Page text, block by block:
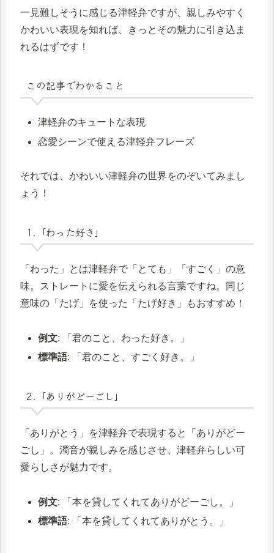
一見難しそうに感じる津軽弁ですが、親しみやすく
かわいい表現を知れば、きっとその魅力に引き込ま
れるはずです！
この記事でわかること
津軽弁のキュートな表現
恋愛シーンで使える津軽弁フレーズ
それでは、かわいい津軽弁の世界をのぞいてみまし
ょう！
1.「わった好き」
「わった」とは津軽弁で「とても」「すごく」の意
味。ストレートに愛を伝えられる言葉ですね。同じ
意味の「たげ」を使った「たげ好き」もおすすめ！
例文: 「君のこと、わった好き。」
標準語: 「君のこと、すごく好き。」
2.「ありがどーごし」
「ありがとう」を津軽弁で表現すると「ありがどー
ごし」。濁音が親しみを感じさせ、津軽弁らしい可
愛らしさが魅力です。
例文: 「本を貸してくれてありがどーごし。」
標準語: 「本を貸してくれてありがとう。」